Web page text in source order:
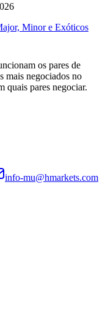
Minor e Exóticos
os pares de
mais negociados no
quais pares negociar.
info-mu@hmarkets.com